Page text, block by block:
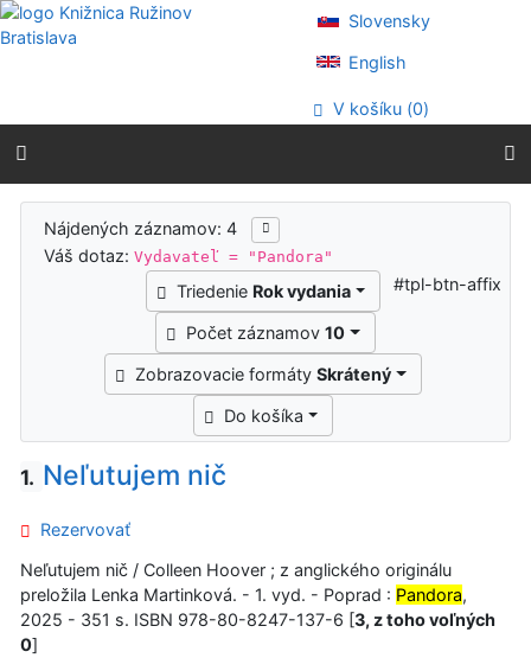
Prejsť na obsah
Prejsť na menu
Prehlásenie o webovej prístupnosti
Slovensky
English
V košíku (0)
Výsledky vyhľadávania
Nájdených záznamov: 4
Váš dotaz:Vydavateľ = "Pandora"
Triedenie Rok vydania
Počet záznamov10
Zobrazovacie formátySkrátený
Do košíka
#tpl-btn-affix
1. Neľutujem nič
Rezervovať
Neľutujem nič / Colleen Hoover ; z anglického originálu
preložila Lenka Martinková. - 1. vyd. - Poprad : Pandora,
2025 - 351 s. ISBN 978-80-8247-137-6 [3, z toho voľných
0]